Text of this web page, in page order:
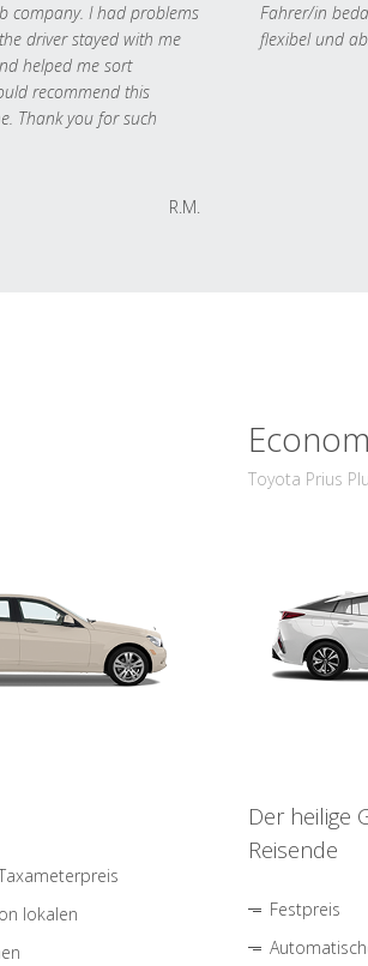
company. I had problems
driver stayed with me
helped me sort
recommend this
Thank you for such
R.M.
Fahrer/in
flexibel und
lokalen
Toyota Prius
Der heilige
Reisende
Festpreis